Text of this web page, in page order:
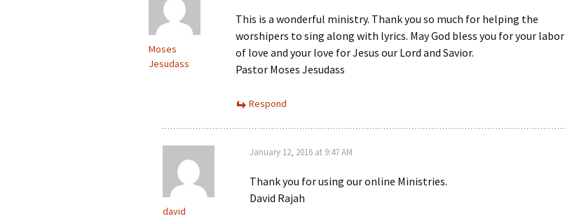
Moses
Jesudass
This is a wonderful ministry. Thank you so much for helping the
worshipers to sing along with lyrics. May God bless you for your labor
of love and your love for Jesus our Lord and Savior.
Pastor Moses Jesudass
Respond
david
January 12, 2016 at 9:47 AM
Thank you for using our online Ministries.
David Rajah